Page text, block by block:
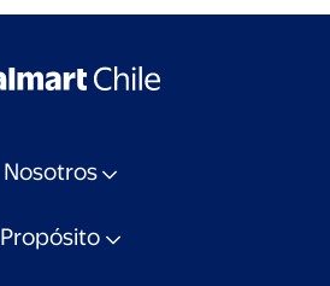
Nosotros
Propósito